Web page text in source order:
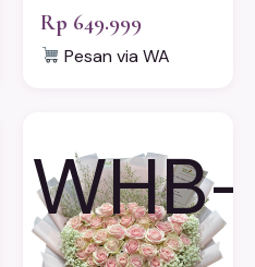
Rp 649.999
Pesan via WA
WHB-